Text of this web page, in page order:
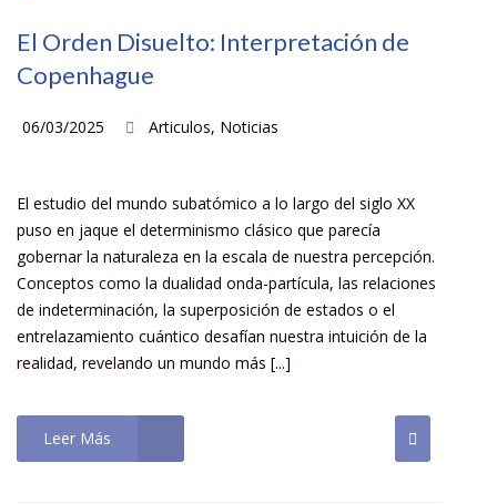
El Orden Disuelto: Interpretación de
Copenhague
06/03/2025 Articulos, Noticias
El estudio del mundo subatómico a lo largo del siglo XX
puso en jaque el determinismo clásico que parecía
gobernar la naturaleza en la escala de nuestra percepción.
Conceptos como la dualidad onda-partícula, las relaciones
de indeterminación, la superposición de estados o el
entrelazamiento cuántico desafían nuestra intuición de la
realidad, revelando un mundo más [...]
Leer Más